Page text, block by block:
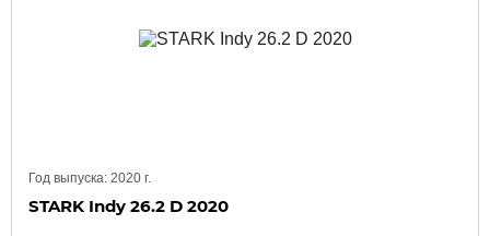
Год выпуска: 2020 г.
STARK Indy 26.2 D 2020